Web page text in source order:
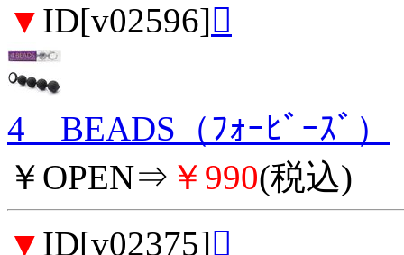
▼ ID[v02596]
4 BEADS（ﾌｫｰﾋﾞｰｽﾞ）
￥OPEN⇒ ￥990(税込)
▼ ID[v02375]